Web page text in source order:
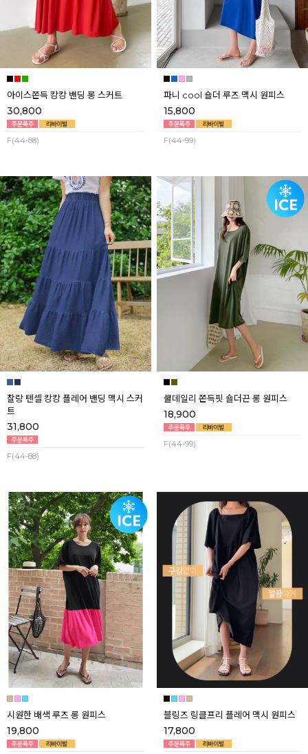
아이스쫀득 캉캉 밴딩 롱 스커트
30,800
F(44-88)
파니 cool 숄더 루즈 맥시 원피스
15,800
F(44-99)
찰랑 텐셀 캉캉 플레어 밴딩 맥시 스커
트
31,800
F(44-88)
쿨데일리 쫀득핏 숄더끈 롱 원피스
18,900
F(44-99)
시원한 배색 루즈 롱 원피스
19,800
블링즈 링클프리 플레어 맥시 원피스
17,800